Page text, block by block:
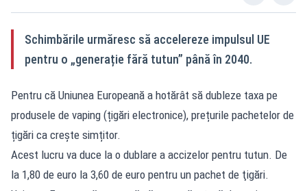
Schimbările urmăresc să accelereze impulsul UE
pentru o „generație fără tutun” până în 2040.
Pentru că Uniunea Europeană a hotărât să dubleze taxa pe
produsele de vaping (țigări electronice), prețurile pachetelor de
țigări ca crește simțitor.
Acest lucru va duce la o dublare a accizelor pentru tutun. De
la 1,80 de euro la 3,60 de euro pentru un pachet de ţigări.